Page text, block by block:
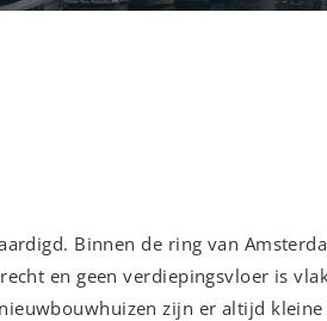
Binnen de ring van
en geen verdiepingsvloer is
zijn er altijd